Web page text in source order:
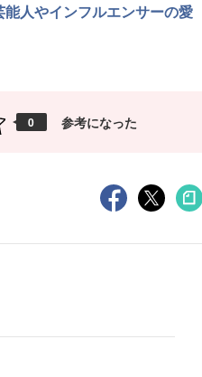
人やインフルエンサーの愛
0 参考になった